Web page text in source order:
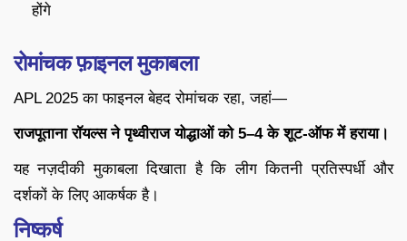
होंगे
रोमांचक फ़ाइनल मुकाबला
APL 2025 का फाइनल बेहद रोमांचक रहा, जहां—
राजपूताना रॉयल्स ने पृथ्वीराज योद्धाओं को 5–4 के शूट-ऑफ में हराया।
यह नज़दीकी मुकाबला दिखाता है कि लीग कितनी प्रतिस्पर्धी और
दर्शकों के लिए आकर्षक है।
निष्कर्ष